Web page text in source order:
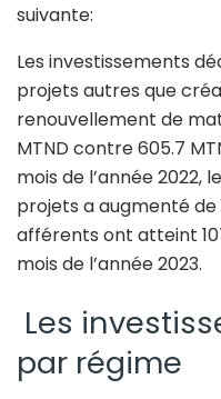
suivante:
Les investissements
projets autres que
renouvellement de
MTND contre 605.7
mois de l’année 2022,
projets a augmenté de
afférents ont atteint
mois de l’année 2023.
Les
par régime